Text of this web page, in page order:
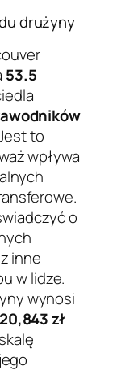
drużyny
53.5
to
wpływa
o
inne
w lidze.
wynosi
zł